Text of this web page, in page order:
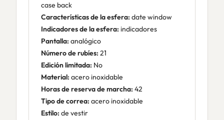
case back
Características de la esfera: date window
Indicadores de la esfera: indicadores
Pantalla: analógico
Número de rubíes: 21
Edición limitada: No
Material: acero inoxidable
Horas de reserva de marcha: 42
Tipo de correa: acero inoxidable
Estilo: de vestir